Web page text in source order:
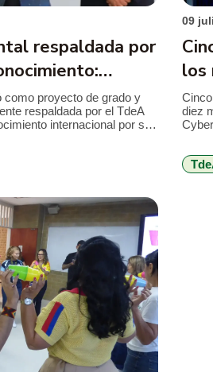
respaldada por
en la minería
como proyecto de grado y
respaldada por el TdeA
internacional por su
partir de la cáscara de
09
los
diez
torno